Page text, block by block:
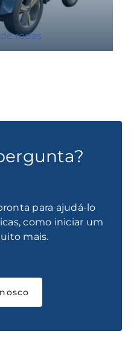
rodas
para ajudá-lo
como iniciar um
mais.